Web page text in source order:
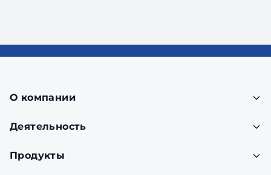
О компании
Деятельность
Продукты